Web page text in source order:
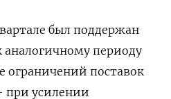
был поддержан
аналогичному периоду
ограничений поставок
при усилении